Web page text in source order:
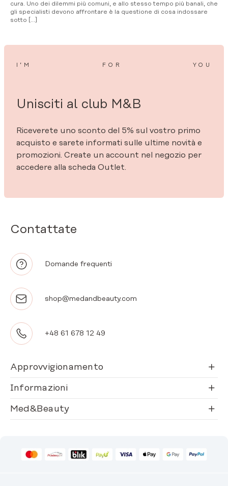
cura. Uno dei dilemmi più comuni, e allo stesso tempo più banali, che
gli specialisti devono affrontare è la questione di cosa indossare
sotto […]
Contattate
Domande frequenti
shop@medandbeauty.com
+48 61 678 12 49
Approvvigionamento
Informazioni
Med&Beauty
I’M FOR YOU
Unisciti al club M&B
Riceverete uno sconto del 5% sul vostro primo
acquisto e sarete informati sulle ultime novità e
promozioni. Create un account nel negozio per
accedere alla scheda Outlet.